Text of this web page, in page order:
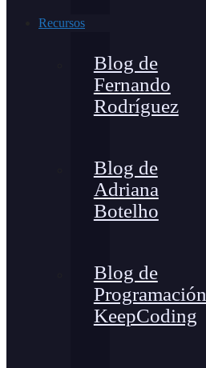
Recursos
Blog de
Fernando
Rodríguez
Blog de
Adriana
Botelho
Blog de
Programación
KeepCoding